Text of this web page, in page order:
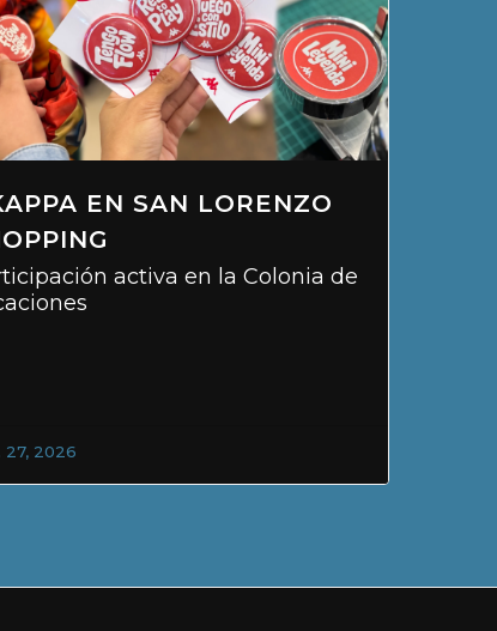
LOTTO Y EL TENIS, UNIDOS
Fuerte presencia en VIP TENNIS